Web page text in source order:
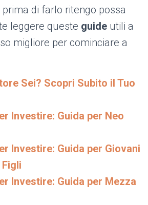
di farlo ritengo possa
leggere queste guide utili a
migliore per cominciare a
Sei? Scopri Subito il Tuo
Investire: Guida per Neo
Investire: Guida per Giovani
Investire: Guida per Mezza